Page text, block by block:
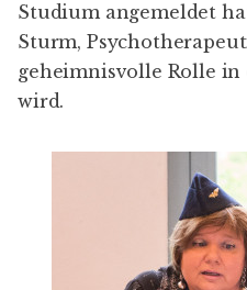
Studium angemeldet
Sturm,
geheimnisvolle Rolle in
wird.